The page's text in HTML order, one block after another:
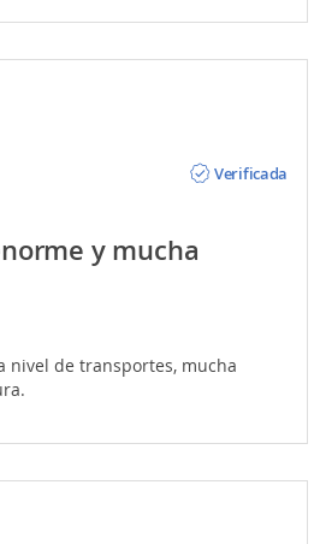
Verificada
y mucha
nivel de transportes, mucha